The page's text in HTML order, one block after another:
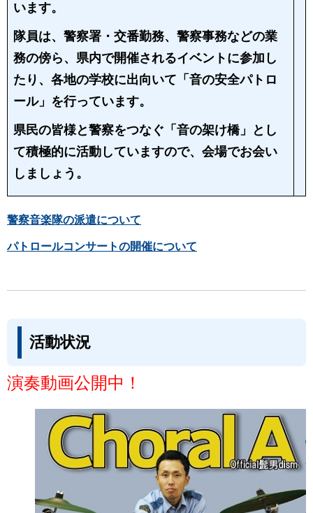
います。
隊員は、警察署・交番勤務、警察事務などの業
務の傍ら、県内で開催されるイベントに参加し
たり、各地の学校に出向いて「音の安全パトロ
ール」を行っています。
県民の皆様と警察をつなぐ「音の架け橋」とし
て積極的に活動していますので、会場でお会い
しましょう。
警察音楽隊の派遣について
パトロールコンサートの開催について
活動状況
演奏動画公開中！